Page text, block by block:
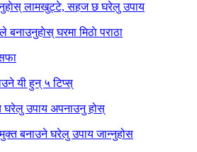
लामखुट्टे, सहज छ घरेलु उपाय
घरमा मिठाे पराठा
यी हुन् ५ टिप्स्
घरेलु उपाय अपनाउनु होस्
बनाउने घरेलु उपाय जान्नुहोस